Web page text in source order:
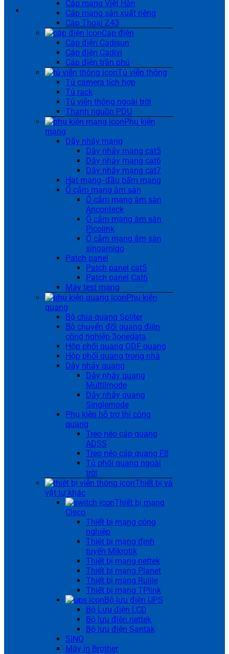
Cáp mạng Việt Hàn
Cáp mạng sản xuất riêng
Cáp Thoại Z43
Cáp điện
Cáp điện Cadisun
Cáp điện Cadivi
Cáp điện trần phú
Tủ viễn thông
Tủ camera tích hợp
Tủ rack
Tủ viễn thông ngoài trời
Thanh nguồn PDU
Phụ kiện
mạng
Dẩy nhảy mạng
Dây nhảy mạng cat5
Dây nhảy mạng cat6
Dây nhảy mạng cat7
Hạt mạng- đầu bấm mạng
Ổ cắm mạng âm sàn
Ổ cắm mạng âm sàn
Anconteck
Ổ cắm mạng âm sàn
Picolink
Ổ cắm mạng âm sàn
sinoamigo
Patch panel
Patch panel cat5
Patch panel Cat6
Máy test mạng
Phụ kiện
quang
Bộ chia quang Spliter
Bộ chuyển đổi quang điện
công nghiệp 3onedata
Hộp phối quang ODF quang
Hộp phối quang trong nhà
Dây nhảy quang
Dây nhảy quang
Multilmode
Dây nhảy quang
Singlemode
Phụ kiện hỗ trợ thi công
quang
Treo néo cáp quang
ADSS
Treo néo cáp quang F8
Tủ phối quang ngoài
trời
Thiết bị và
vật tư khác
Thiết bị mạng
Cisco
Thiết bị mạng công
nghiệp
Thiêt bị mạng định
tuyến Mikrotik
Thiết bị mạng nettek
Thiết bị mạng Planet
Thiết bị mạng Ruijie
Thiết bị mạng TPlink
Bộ lưu điện UPS
Bộ Lưu điện LCD
Bộ lưu điện nettek
Bộ lưu điện Santak
SINO
Máy in Brother